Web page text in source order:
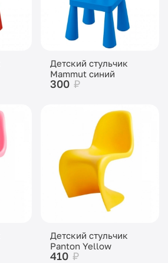
Детский стульчик
Mammut синий
300 ₽
Детский стульчик
Panton Yellow
410 ₽